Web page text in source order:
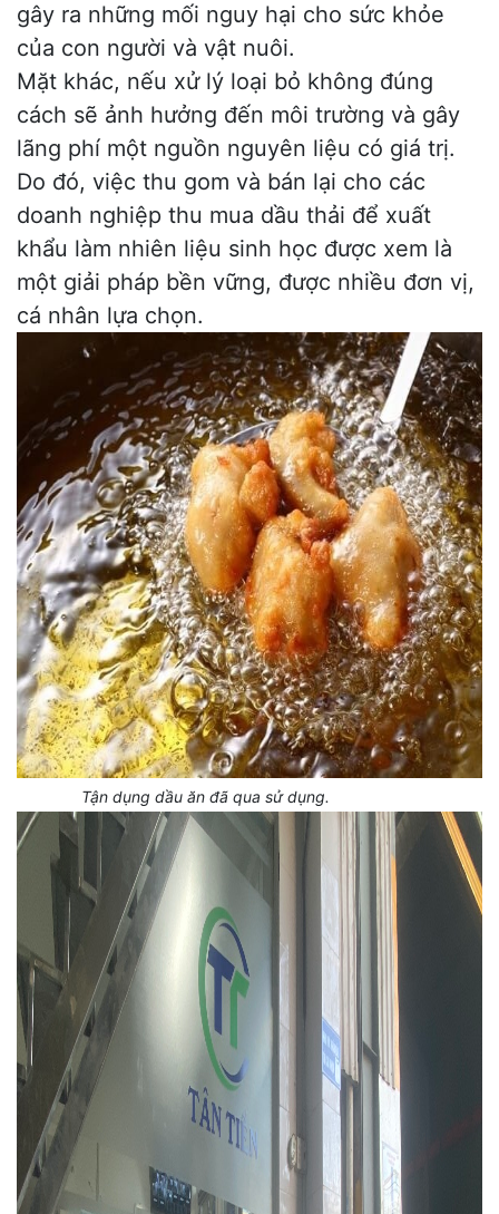
gây ra những mối nguy hại cho sức khỏe
của con người và vật nuôi.
Mặt khác, nếu xử lý loại bỏ không đúng
cách sẽ ảnh hưởng đến môi trường và gây
lãng phí một nguồn nguyên liệu có giá trị.
Do đó, việc thu gom và bán lại cho các
doanh nghiệp thu mua dầu thải để xuất
khẩu làm nhiên liệu sinh học được xem là
một giải pháp bền vững, được nhiều đơn vị,
cá nhân lựa chọn.
Tận dụng dầu ăn đã qua sử dụng.